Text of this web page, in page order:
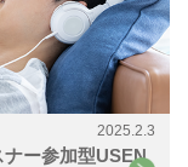
2025.2.3
ー参加型USEN